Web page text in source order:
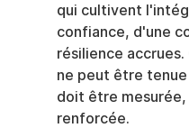
qui cultivent
confiance, d'une
résilience
ne peut être
doit être
renforcée.